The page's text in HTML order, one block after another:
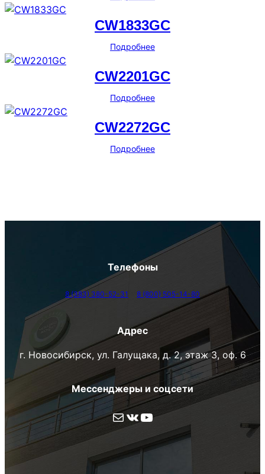
CW1833GC
Подробнее
CW2201GC
Подробнее
CW2272GC
Подробнее
Телефоны
8 (383) 380-52-31 8 (800) 505-14-80
Адрес
г. Новосибирск, ул. Галущака, д. 2, этаж 3, оф. 6
Мессенджеры и соцсети
Почта ВКонтакте YouTube